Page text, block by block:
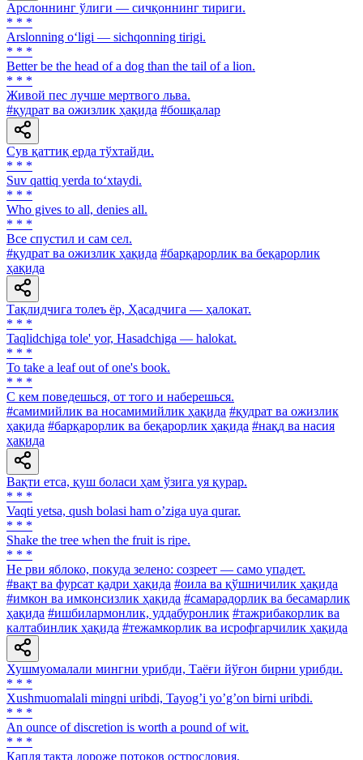
Арслоннинг ўлиги — сичқоннинг тириги.
* * *
Arslonning o‘ligi — sichqonning tirigi.
* * *
Better be the head of a dog than the tail of a lion.
* * *
Живой пес лучше мертвого льва.
#қудрат ва ожизлик ҳақида #бошқалар
Сув қаттиқ ерда тўхтайди.
* * *
Suv qattiq yerda to‘xtaydi.
* * *
Who gives to all, denies all.
* * *
Все спустил и сам сел.
#қудрат ва ожизлик ҳақида #барқарорлик ва беқарорлик
ҳақида
Тақлидчига толеъ ёр, Ҳасадчига — ҳалокат.
* * *
Taqlidchiga tole' yor, Hasadchiga — halokat.
* * *
To take a leaf out of one's book.
* * *
С кем поведешься, от того и наберешься.
#самимийлик ва носамимийлик ҳақида #қудрат ва ожизлик
ҳақида #барқарорлик ва беқарорлик ҳақида #нақд ва насия
ҳақида
Вақти етса, қуш боласи ҳам ўзига уя қурар.
* * *
Vaqti yetsa, qush bolasi ham oʼziga uya qurar.
* * *
Shake the tree when the fruit is ripe.
* * *
He рви яблоко, покуда зелено: созреет — само упадет.
#вақт ва фурсат қадри ҳақида #оила ва қўшничилик ҳақида
#имкон ва имконсизлик ҳақида #самарадорлик ва бесамарлик
ҳақида #ишбилармонлик, уддабуронлик #тажрибакорлик ва
калтабинлик ҳақида #тежамкорлик ва исрофгарчилик ҳақида
Хушмуомалали мингни урибди, Таёғи йўғон бирни урибди.
* * *
Xushmuomalali mingni uribdi, Tayogʼi yoʼgʼon birni uribdi.
* * *
An ounce of discretion is worth a pound of wit.
* * *
Капля такта дороже потоков острословия.